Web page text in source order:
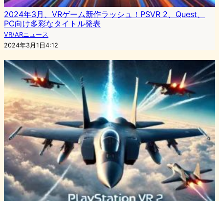
2024年3月、VRゲーム新作ラッシュ！PSVR 2、Quest、
PC向け多彩なタイトル発表
VR/ARニュース
2024年3月1日4:12